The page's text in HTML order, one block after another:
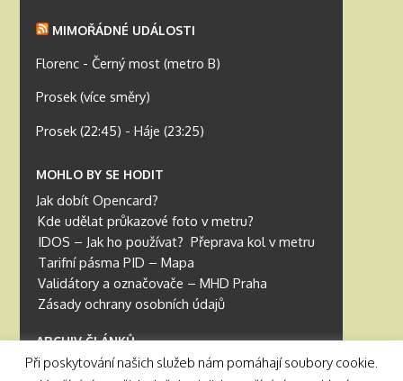
MIMOŘÁDNÉ UDÁLOSTI
Florenc - Černý most (metro B)
Prosek (více směry)
Prosek (22:45) - Háje (23:25)
MOHLO BY SE HODIT
Jak dobít Opencard?
Kde udělat průkazové foto v metru?
IDOS – Jak ho používat? Přeprava kol v metru
Tarifní pásma PID – Mapa
Validátory a označovače – MHD Praha
Zásady ochrany osobních údajů
ARCHIV ČLÁNKŮ
Archiv článků
Při poskytování našich služeb nám pomáhají soubory cookie.